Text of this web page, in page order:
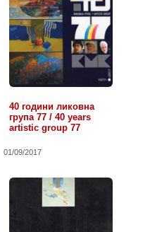
40 години ликовна
група 77 / 40 years
artistic group 77
01/09/2017